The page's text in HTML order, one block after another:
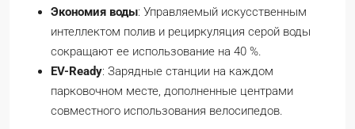
Экономия воды: Управляемый искусственным
интеллектом полив и рециркуляция серой воды
сокращают ее использование на 40 %.
EV-Ready: Зарядные станции на каждом
парковочном месте, дополненные центрами
совместного использования велосипедов.